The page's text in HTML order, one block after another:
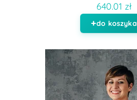
640.01 zł
do koszyka